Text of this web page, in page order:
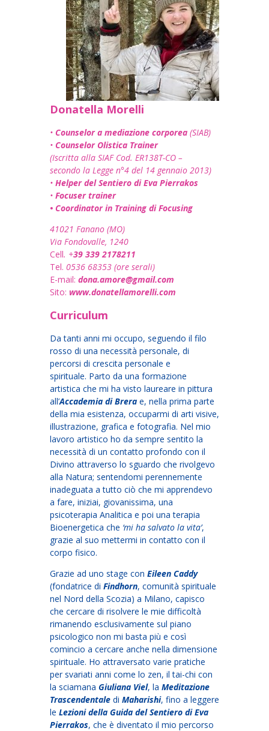
Donatella Morelli
• Counselor a mediazione corporea (SIAB)
• Counselor Olistica Trainer
(Iscritta alla SIAF Cod. ER138T-CO –
secondo la Legge n°4 del 14 gennaio 2013)
• Helper del Sentiero di Eva Pierrakos
• Focuser trainer
• Coordinator in Training di Focusing
41021 Fanano (MO)
Via Fondovalle, 1240
Cell. +39 339 2178211
Tel. 0536 68353 (ore serali)
E-mail: dona.amore@gmail.com
Sito: www.donatellamorelli.com
Curriculum
Da tanti anni mi occupo, seguendo il filo
rosso di una necessità personale, di
percorsi di crescita personale e
spirituale. Parto da una formazione
artistica che mi ha visto laureare in pittura
all’Accademia di Brera e, nella prima parte
della mia esistenza, occuparmi di arti visive,
illustrazione, grafica e fotografia. Nel mio
lavoro artistico ho da sempre sentito la
necessità di un contatto profondo con il
Divino attraverso lo sguardo che rivolgevo
alla Natura; sentendomi perennemente
inadeguata a tutto ciò che mi apprendevo
a fare, iniziai, giovanissima, una
psicoterapia Analitica e poi una terapia
Bioenergetica che ‘mi ha salvato la vita’,
grazie al suo mettermi in contatto con il
corpo fisico.
Grazie ad uno stage con Eileen Caddy
(fondatrice di Findhorn, comunità spirituale
nel Nord della Scozia) a Milano, capisco
che cercare di risolvere le mie difficoltà
rimanendo esclusivamente sul piano
psicologico non mi basta più e così
comincio a cercare anche nella dimensione
spirituale. Ho attraversato varie pratiche
per svariati anni come lo zen, il tai-chi con
la sciamana Giuliana Viel, la Meditazione
Trascendentale di Maharishi, fino a leggere
le Lezioni della Guida del Sentiero di Eva
Pierrakos, che è diventato il mio percorso